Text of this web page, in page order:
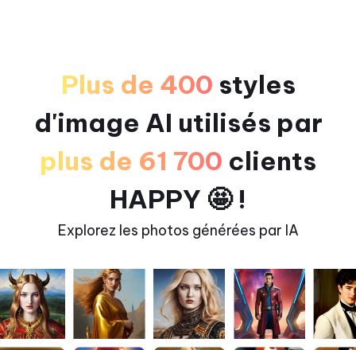
Plus de 400 styles
d'image AI utilisés par
plus de 61 700 clients
HAPPY 🤩 !
Explorez les photos générées par IA